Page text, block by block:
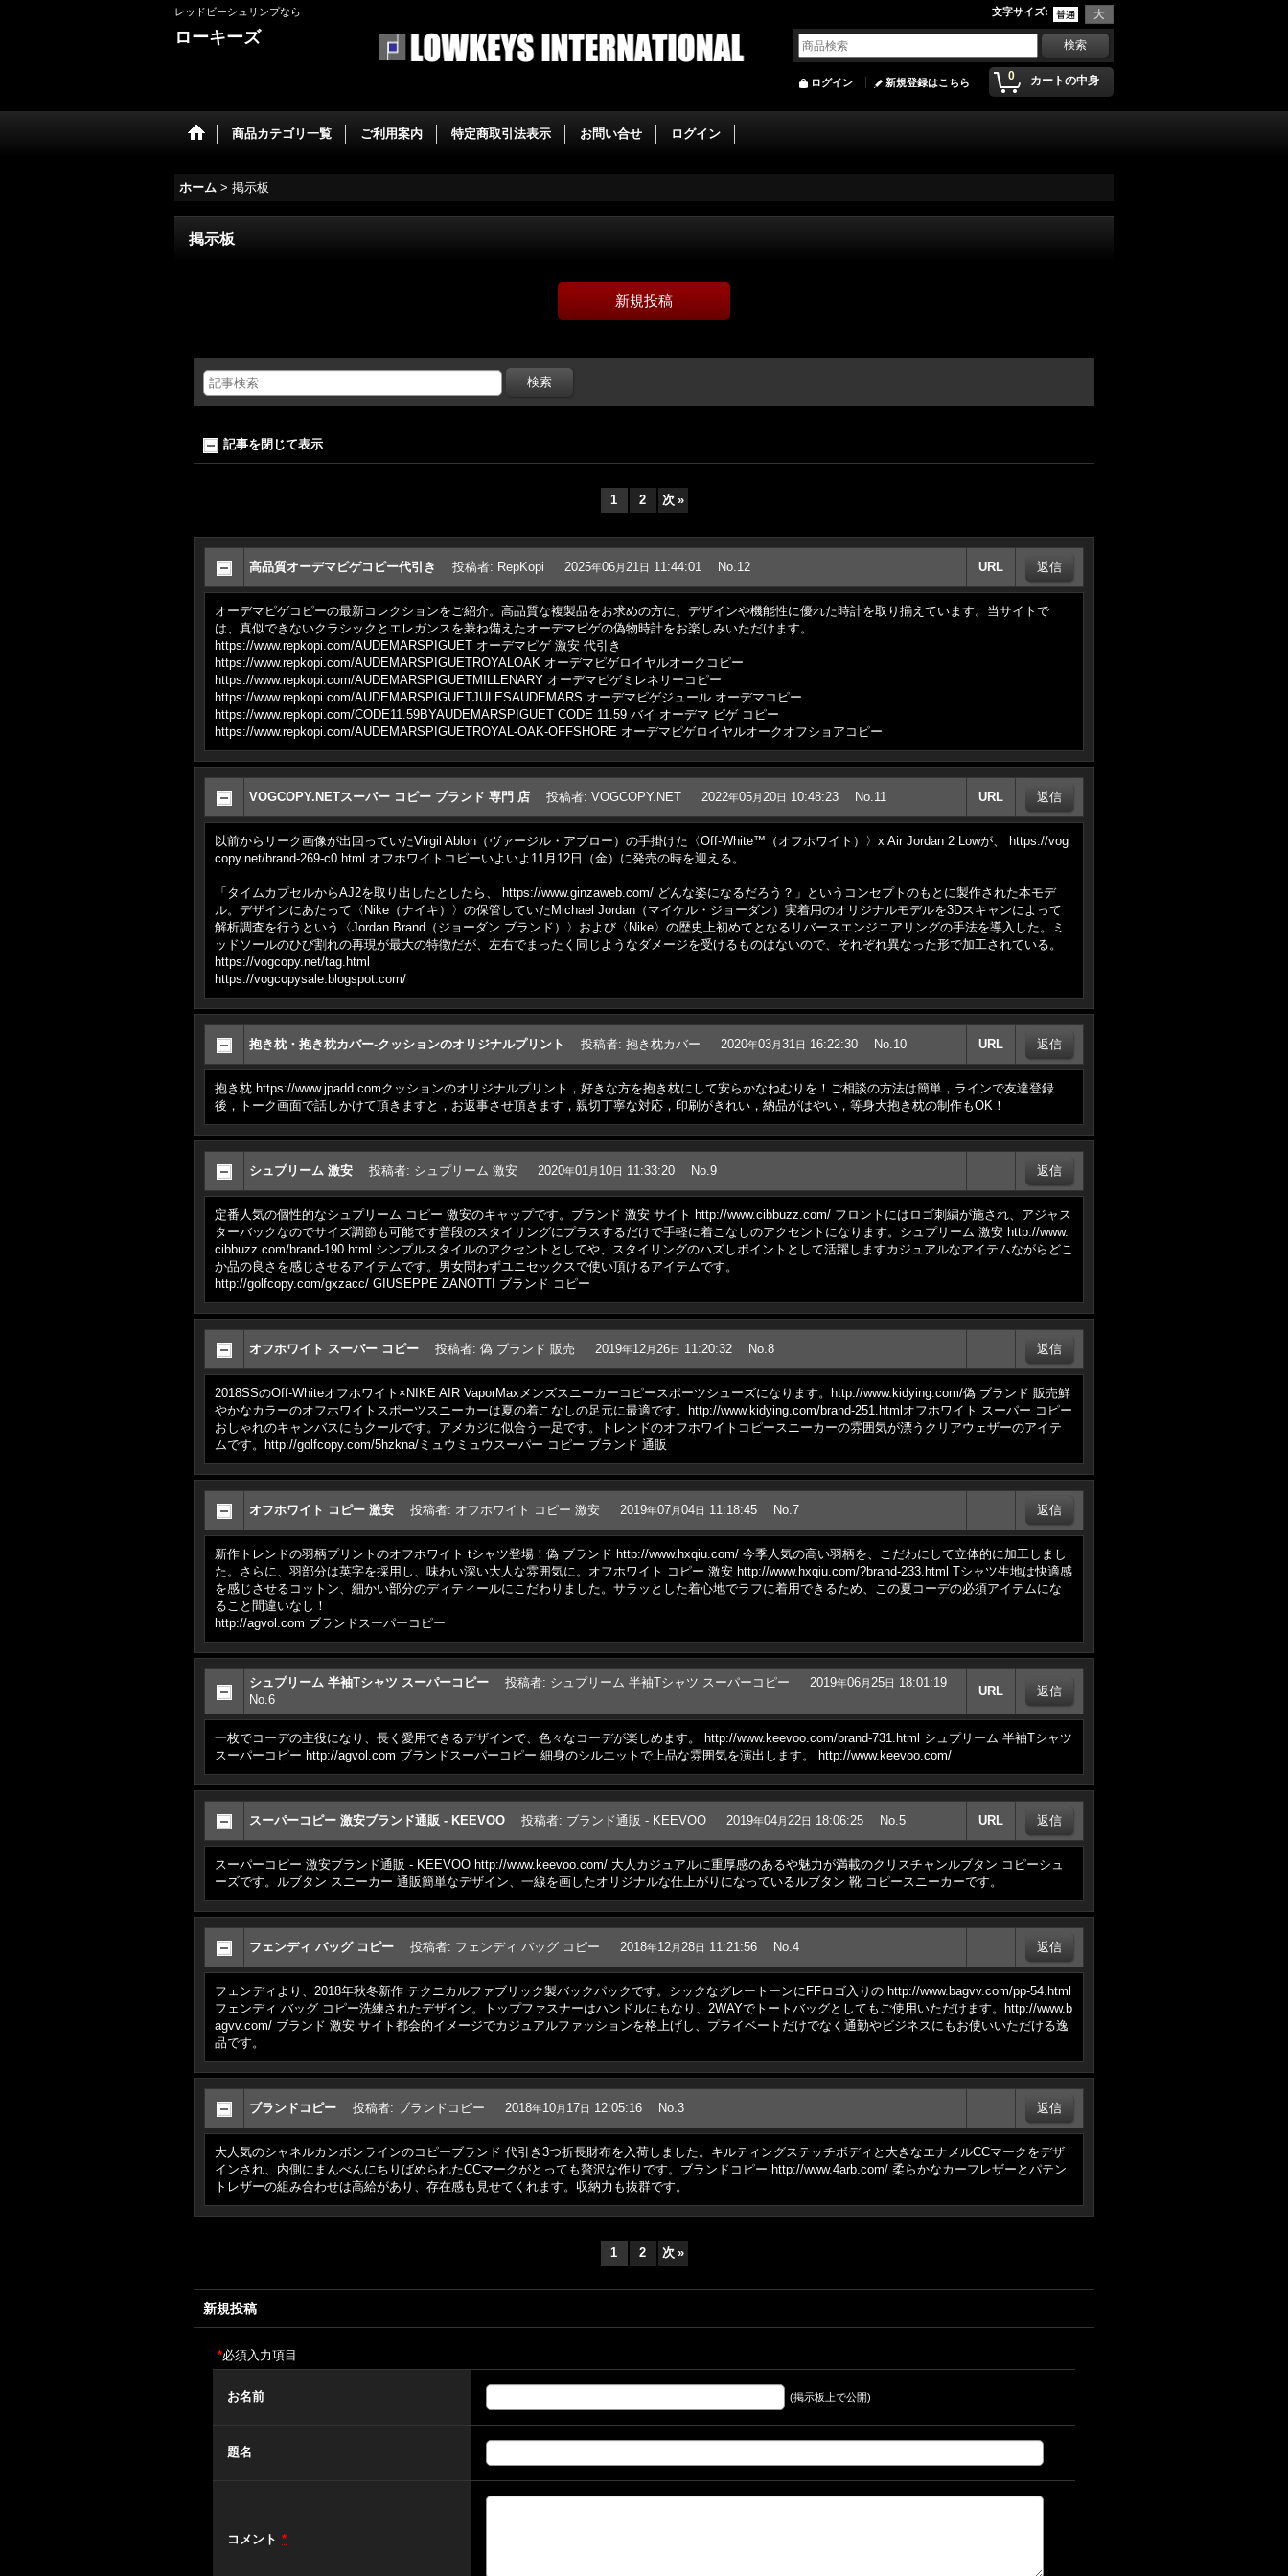
レッドビーシュリンプなら 文字サイズ:
ローキーズ
0 カートの中身
ログイン 新規登録はこちら
商品カテゴリ一覧 ご利用案内 特定商取引法表示 お問い合せ ログイン
ホーム > 掲示板
掲示板
新規投稿
記事を閉じて表示
1 2 次 »
高品質オーデマピゲコピー代引き 投稿者: RepKopi 2025年06月21日 11:44:01 No.12 URL
オーデマピゲコピーの最新コレクションをご紹介。高品質な複製品をお求めの方に、デザインや機能性に優れた時計を取り揃えています。当サイトで
は、真似できないクラシックとエレガンスを兼ね備えたオーデマピゲの偽物時計をお楽しみいただけます。
https://www.repkopi.com/AUDEMARSPIGUET オーデマピゲ 激安 代引き
https://www.repkopi.com/AUDEMARSPIGUETROYALOAK オーデマピゲロイヤルオークコピー
https://www.repkopi.com/AUDEMARSPIGUETMILLENARY オーデマピゲミレネリーコピー
https://www.repkopi.com/AUDEMARSPIGUETJULESAUDEMARS オーデマピゲジュール オーデマコピー
https://www.repkopi.com/CODE11.59BYAUDEMARSPIGUET CODE 11.59 バイ オーデマ ピゲ コピー
https://www.repkopi.com/AUDEMARSPIGUETROYAL-OAK-OFFSHORE オーデマピゲロイヤルオークオフショアコピー
VOGCOPY.NETスーパー コピー ブランド 専門 店 投稿者: VOGCOPY.NET 2022年05月20日 10:48:23 No.11 URL
以前からリーク画像が出回っていたVirgil Abloh（ヴァージル・アブロー）の手掛けた〈Off-White™️（オフホワイト）〉x Air Jordan 2 Lowが、 https://vog
copy.net/brand-269-c0.html オフホワイトコピーいよいよ11月12日（金）に発売の時を迎える。
「タイムカプセルからAJ2を取り出したとしたら、 https://www.ginzaweb.com/ どんな姿になるだろう？」というコンセプトのもとに製作された本モデ
ル。デザインにあたって〈Nike（ナイキ）〉の保管していたMichael Jordan（マイケル・ジョーダン）実着用のオリジナルモデルを3Dスキャンによって
解析調査を行うという〈Jordan Brand（ジョーダン ブランド）〉および〈Nike〉の歴史上初めてとなるリバースエンジニアリングの手法を導入した。ミ
ッドソールのひび割れの再現が最大の特徴だが、左右でまったく同じようなダメージを受けるものはないので、それぞれ異なった形で加工されている。
https://vogcopy.net/tag.html
https://vogcopysale.blogspot.com/
抱き枕・抱き枕カバー-クッションのオリジナルプリント 投稿者: 抱き枕カバー 2020年03月31日 16:22:30 No.10 URL
抱き枕 https://www.jpadd.comクッションのオリジナルプリント，好きな方を抱き枕にして安らかなねむりを！ご相談の方法は簡単，ラインで友達登録
後，トーク画面で話しかけて頂きますと，お返事させ頂きます，親切丁寧な対応，印刷がきれい，納品がはやい，等身大抱き枕の制作もOK！
シュプリーム 激安 投稿者: シュプリーム 激安 2020年01月 10日 11:33:20 No.9
定番人気の個性的なシュプリーム コピー 激安のキャップです。ブランド 激安 サイト http://www.cibbuzz.com/ フロントにはロゴ刺繍が施され、アジャス
ターバックなのでサイズ調節も可能です普段のスタイリングにプラスするだけで手軽に着こなしのアクセントになります。シュプリーム 激安 http://www.
cibbuzz.com/brand-190.html シンプルスタイルのアクセントとしてや、スタイリングのハズしポイントとして活躍しますカジュアルなアイテムながらどこ
か品の良さを感じさせるアイテムです。男女問わずユニセックスで使い頂けるアイテムです。
http://golfcopy.com/gxzacc/ GIUSEPPE ZANOTTI ブランド コピー
オフホワイト スーパー コピー 投稿者: 偽 ブランド 販売 2019年12月26日 11:20:32 No.8
2018SSのOff-Whiteオフホワイト×NIKE AIR VaporMaxメンズスニーカーコピースポーツシューズになります。http://www.kidying.com/偽 ブランド 販売鮮
やかなカラーのオフホワイトスポーツスニーカーは夏の着こなしの足元に最適です。http://www.kidying.com/brand-251.htmlオフホワイト スーパー コピー
おしゃれのキャンバスにもクールです。アメカジに似合う一足です。トレンドのオフホワイトコピースニーカーの雰囲気が漂うクリアウェザーのアイテ
ムです。http://golfcopy.com/5hzkna/ミュウミュウスーパー コピー ブランド 通販
オフホワイト コピー 激安 投稿者: オフホワイト コピー 激安 2019年07月04日 11:18:45 No.7
新作トレンドの羽柄プリントのオフホワイト tシャツ登場！偽 ブランド http://www.hxqiu.com/ 今季人気の高い羽柄を、こだわにして立体的に加工しまし
た。さらに、羽部分は英字を採用し、味わい深い大人な雰囲気に。オフホワイト コピー 激安 http://www.hxqiu.com/?brand-233.html Tシャツ生地は快適感
を感じさせるコットン、細かい部分のディティールにこだわりました。サラッとした着心地でラフに着用できるため、この夏コーデの必須アイテムにな
ること間違いなし！
http://agvol.com ブランドスーパーコピー
シュプリーム 半袖Tシャツ スーパーコピー 投稿者: シュプリーム 半袖Tシャツ スーパーコピー 2019年06月25日 18:01:19
No.6
URL
一枚でコーデの主役になり、長く愛用できるデザインで、色々なコーデが楽しめます。 http://www.keevoo.com/brand-731.html シュプリーム 半袖Tシャツ
スーパーコピー http://agvol.com ブランドスーパーコピー 細身のシルエットで上品な雰囲気を演出します。 http://www.keevoo.com/
スーパーコピー 激安ブランド通販 - KEEVOO 投稿者: ブランド通販 - KEEVOO 2019年04月22日 18:06:25 No.5 URL
スーパーコピー 激安ブランド通販 - KEEVOO http://www.keevoo.com/ 大人カジュアルに重厚感のあるや魅力が満載のクリスチャンルブタン コピーシュ
ーズです。ルブタン スニーカー 通販簡単なデザイン、一線を画したオリジナルな仕上がりになっているルブタン 靴 コピースニーカーです。
フェンディ バッグ コピー 投稿者: フェンディ バッグ コピー 2018年12月28日 11:21:56 No.4
フェンディより、2018年秋冬新作 テクニカルファブリック製バックパックです。シックなグレートーンにFFロゴ入りの http://www.bagvv.com/pp-54.html
フェンディ バッグ コピー洗練されたデザイン。トップファスナーはハンドルにもなり、2WAYでトートバッグとしてもご使用いただけます。http://www.b
agvv.com/ ブランド 激安 サイト都会的イメージでカジュアルファッションを格上げし、プライベートだけでなく通勤やビジネスにもお使いいただける逸
品です。
ブランドコピー 投稿者: ブランドコピー 2018年10月 17日 12:05:16 No.3
大人気のシャネルカンボンラインのコピーブランド 代引き3つ折長財布を入荷しました。キルティングステッチボディと大きなエナメルCCマークをデザ
インされ、内側にまんべんにちりばめられたCCマークがとっても贅沢な作りです。ブランドコピー http://www.4arb.com/ 柔らかなカーフレザーとパテン
トレザーの組み合わせは高給があり、存在感も見せてくれます。収納力も抜群です。
1 2 次 »
新規投稿
*必須入力項目
お名前 (掲示板上で公開)
題名
コメント *